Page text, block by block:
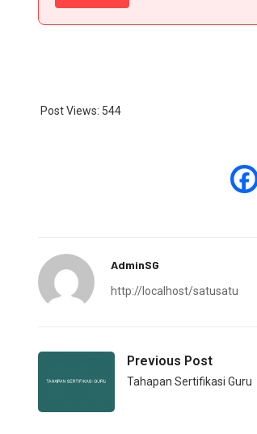
Post Views: 544
AdminSG
http://localhost/satusatu
Previous Post
Tahapan Sertifikasi Guru